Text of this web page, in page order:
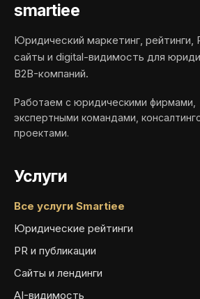
smartiee
Юридический маркетинг, рейтинги,
сайты и digital-видимость для
B2B-компаний.
Работаем с юридическими фирмами,
экспертными командами,
проектами.
Услуги
Все услуги Smartiee
Юридические рейтинги
PR и публикации
Сайты и лендинги
AI-видимость